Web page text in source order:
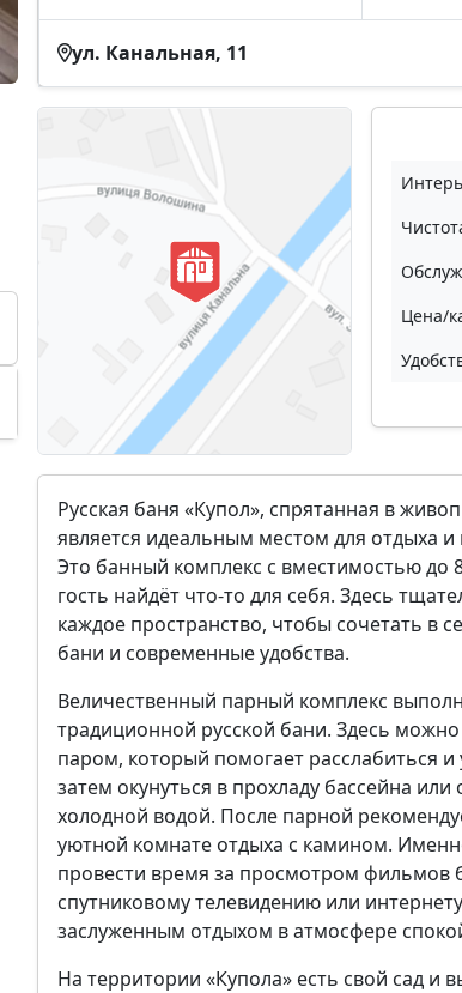
ул. Канальная, 11
Цена/
Русская баня «Купол», спрятанная в
является идеальным местом для отдыха и
Это банный комплекс с вместимостью до
гость найдёт что-то для себя. Здесь
каждое пространство, чтобы сочетать в
бани и современные удобства.
Величественный парный комплекс
традиционной русской бани. Здесь
паром, который помогает расслабиться и
затем окунуться в прохладу бассейна
холодной водой. После парной
уютной комнате отдыха с камином.
провести время за просмотром фильмов
спутниковому телевидению или
заслуженным отдыхом в атмосфере
На территории «Купола» есть свой сад и